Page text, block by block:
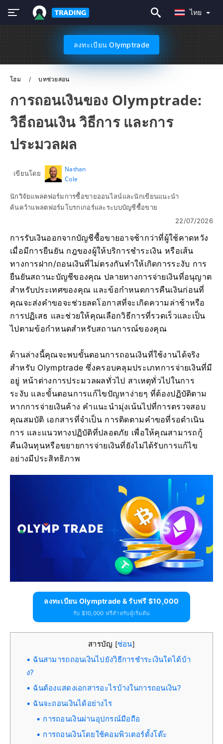
ไทย
ลงทะเบียน Olymptrade
โฮม บทช่วยสอน
การถอนเงินของ Olymptrade:
วิธีถอนเงิน วิธีการ และการ
ประมวลผล
เขียนโดย
Nathan
Cole
นักวิจัยแพลตฟอร์มการซื้อขายออนไลน์และนักเขียนแนะนำ
ค้นคว้าแพลตฟอร์มโบรกเกอร์และระบบบัญชีซื้อขาย
22/07/2026
การรับเงินออกจากบัญชีซื้อขายอาจช้ากว่าที่ผู้ใช้คาดหวัง
เมื่อมีการยืนยัน กฎของผู้ให้บริการชำระเงิน หรือเส้น
ทางการฝาก/ถอนเงินที่ไม่ตรงกันทำให้เกิดการระงับ การ
ยืนยันสถานะบัญชีของคุณ ปลายทางการจ่ายเงินที่อนุญาต
สำหรับประเทศของคุณ และข้อกำหนดการคืนเงินก่อนที่
คุณจะส่งคำขอจะช่วยลดโอกาสที่จะเกิดความล่าช้าหรือ
การปฏิเสธ และช่วยให้คุณเลือกวิธีการที่รวดเร็วและเป็น
ไปตามข้อกำหนดสำหรับสถานการณ์ของคุณ
ด้านล่างนี้คุณจะพบขั้นตอนการถอนเงินที่ใช้งานได้จริง
สำหรับ Olymptrade ซึ่งครอบคลุมประเภทการจ่ายเงินที่มี
อยู่ หน้าต่างการประมวลผลทั่วไป สาเหตุทั่วไปในการ
ระงับ และขั้นตอนการแก้ไขปัญหาง่ายๆ ที่ต้องปฏิบัติตาม
หากการจ่ายเงินค้าง คำแนะนำมุ่งเน้นไปที่การตรวจสอบ
คุณสมบัติ เอกสารที่จำเป็น การติดตามคำขอที่รอดำเนิน
การ และแนวทางปฏิบัติที่ปลอดภัย เพื่อให้คุณสามารถกู้
คืนเงินทุนหรือขยายการจ่ายเงินที่ยังไม่ได้รับการแก้ไข
อย่างมีประสิทธิภาพ
ลงทะเบียน Olymptrade & รับฟรี $10,000
รับ $10,000 ฟรีสำหรับผู้เริ่มต้น
สารบัญ [ซ่อน]
ฉันสามารถถอนเงินไปยังวิธีการชำระเงินใดได้บ้า
ง?
ฉันต้องแสดงเอกสารอะไรบ้างในการถอนเงิน?
ฉันจะถอนเงินได้อย่างไร
การถอนเงินผ่านอุปกรณ์มือถือ
การถอนเงินโดยใช้คอมพิวเตอร์ตั้งโต๊ะ